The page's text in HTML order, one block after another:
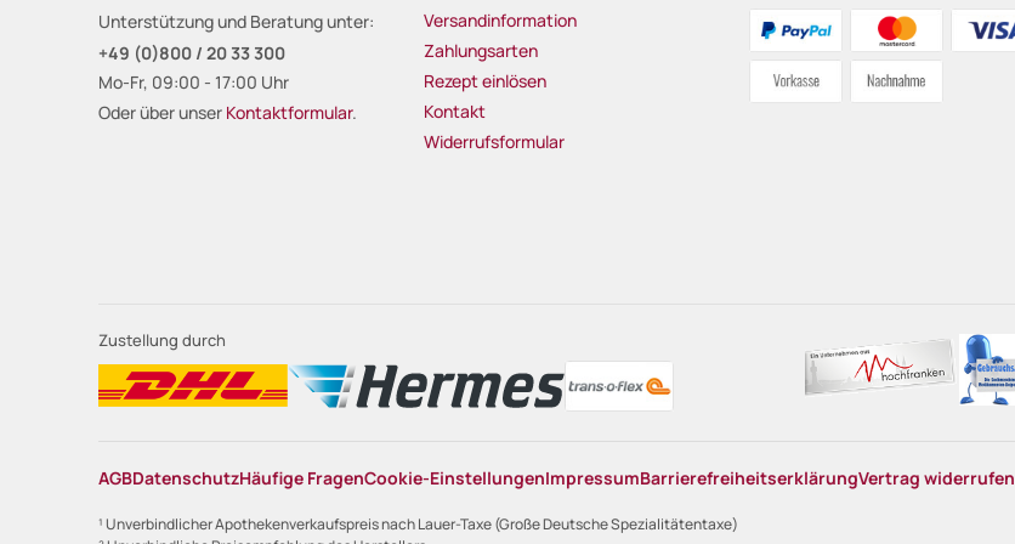
Unterstützung und Beratung unter:
+49 (0)800 / 20 33 300
Mo-Fr, 09:00 - 17:00 Uhr
Oder über unser Kontaktformular.
Versandinformation
Zahlungsarten
Rezept einlösen
Kontakt
Widerrufsformular
Zustellung durch
AGBDatenschutzHäufige FragenCookie-EinstellungenImpressumBarrierefreiheitserklärungVertrag widerrufen
¹ Unverbindlicher Apothekenverkaufspreis nach Lauer-Taxe (Große Deutsche Spezialitätentaxe)